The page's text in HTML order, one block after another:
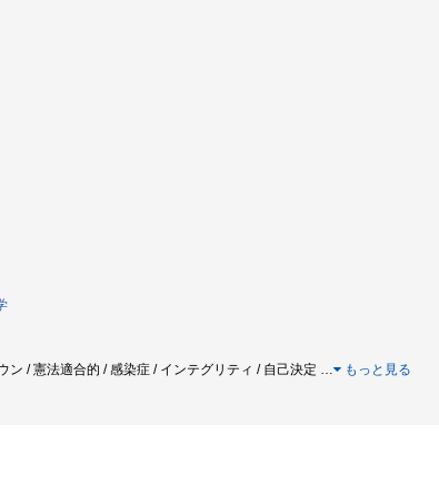
/ 憲法適合的 / 感染症 / インテグリティ / 自己決定 … もっと見る